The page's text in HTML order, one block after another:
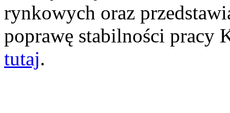
rynkowych oraz
poprawę stabilności pracy
tutaj.